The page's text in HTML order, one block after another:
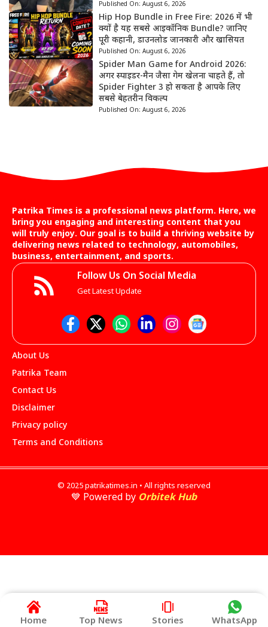
Published On: August 6, 2026
Hip Hop Bundle in Free Fire: 2026 में भी
क्यों है यह सबसे आइकॉनिक Bundle? जानिए
पूरी कहानी, डाउनलोड जानकारी और खासियत
Published On: August 6, 2026
Spider Man Game for Android 2026:
अगर स्पाइडर-मैन जैसा गेम खेलना चाहते हैं, तो
Spider Fighter 3 हो सकता है आपके लिए
सबसे बेहतरीन विकल्प
Published On: August 6, 2026
Home Top News Stories WhatsApp
Patrika Times is a professional news platform. Here, we
bring you engaging and interesting content that you
will truly enjoy. Our goal is to build a thriving website by
delivering news related to technology, automobiles,
business, entertainment, and sports.
Follow Us On Social Media
Get Latest Update
About Us
Patrika Team
Contact Us
Disclaimer
Privacy policy
Terms and Conditions
© 2025 patrikatimes.in • All rights reserved
💙 Powered by Orbitek Hub